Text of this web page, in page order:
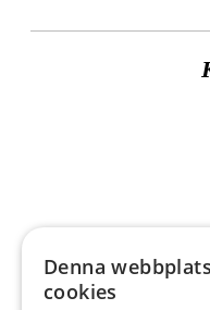
Denna
cookies